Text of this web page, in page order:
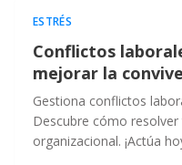
ESTRÉS
Conflictos
mejorar la
Gestiona conflictos
Descubre cómo
organizacional. ¡Actúa